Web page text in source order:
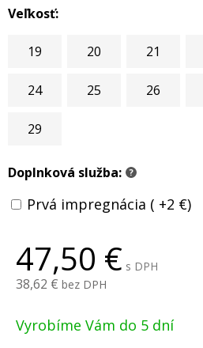
47,50 s DPH
38,62 bez DPH
Vyrobíme Vám do 5 dní
Veľkosť:
19 20 21
24 25 26
29
Doplnková služba: ?
Prvá impregnácia ( +2 €)